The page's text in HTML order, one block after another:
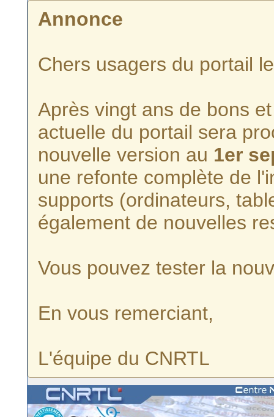
Annonce
Chers usagers du portail
Après vingt ans de bons
actuelle du portail sera
nouvelle version au 1er
une refonte complète de
supports (ordinateurs,
également de nouvelles
Vous pouvez tester la
En vous remerciant,
L'équipe du CNRTL